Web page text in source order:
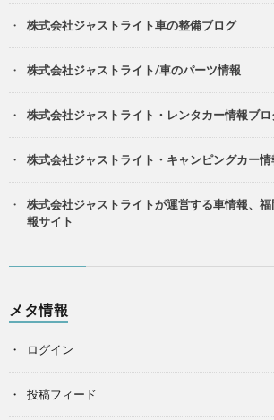
株式会社ジャストライト車の整備ブログ
株式会社ジャストライト/車のパーツ情報
株式会社ジャストライト・レンタカー情報ブロ
株式会社ジャストライト・キャンピングカー
株式会社ジャストライトが運営する車情報、
報サイト
メタ情報
ログイン
投稿フィード